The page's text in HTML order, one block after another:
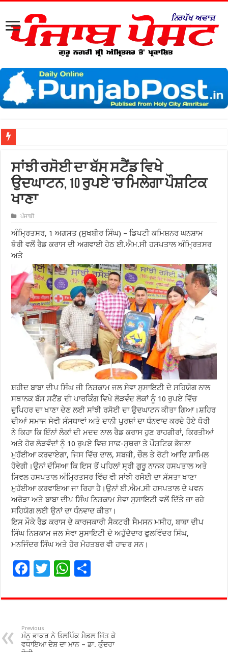
ਸਾਂਝੀ ਰਸੋਈ ਦਾ ਬੱਸ ਸਟੈਂਡ ਵਿਖੇ
ਉਦਘਾਟਨ, 10 ਰੁਪਏ ‘ਚ ਮਿਲੇਗਾ ਪੌਸ਼ਟਿਕ
ਖਾਣਾ
ਪੰਜਾਬੀ
ਅੰਮ੍ਰਿਤਸਰ, 1 ਅਗਸਤ (ਸੁਖਬੀਰ ਸਿੰਘ) – ਡਿਪਟੀ ਕਮਿਸ਼ਨਰ ਘਨਸ਼ਾਮ
ਥੋਰੀ ਵਲੋਂ ਰੈਡ ਕਰਾਸ ਦੀ ਅਗਵਾਈ ਹੇਠ ਈ.ਐਮ.ਸੀ ਹਸਪਤਾਲ ਅੰਮ੍ਰਿਤਸਰ
ਅਤੇ
ਸ਼ਹੀਦ ਬਾਬਾ ਦੀਪ ਸਿੰਘ ਜੀ ਨਿਸ਼ਕਾਮ ਜਲ ਸੇਵਾ ਸੁਸਾਇਟੀ ਦੇ ਸਹਿਯੋਗ ਨਾਲ
ਸਥਾਨਕ ਬੱਸ ਸਟੈਂਡ ਦੀ ਪਾਰਕਿੰਗ ਵਿਖੇ ਲੋੜਵੰਦ ਲੋਕਾਂ ਨੂੰ 10 ਰੁਪਏ ਵਿੱਚ
ਦੁਪਿਹਰ ਦਾ ਖਾਣਾ ਦੇਣ ਲਈ ਸਾਂਝੀ ਰਸੋਈ ਦਾ ਉਦਘਾਟਨ ਕੀਤਾ ਗਿਆ।ਸ਼ਹਿਰ
ਦੀਆਂ ਸਮਾਜ ਸੇਵੀ ਸੰਸਥਾਵਾਂ ਅਤੇ ਦਾਨੀ ਪੁਰਸ਼ਾਂ ਦਾ ਧੰਨਵਾਦ ਕਰਦੇ ਹੋਏ ਥੋਰੀ
ਨੇ ਕਿਹਾ ਕਿ ਇੰਨਾਂ ਲੋਕਾਂ ਦੀ ਮਦਦ ਨਾਲ ਰੈਡ ਕਰਾਸ ਹੁਣ ਰਾਹਗੀਰਾਂ, ਕਿਰਤੀਆਂ
ਅਤੇ ਹੋਰ ਲੋੜਵੰਦਾਂ ਨੂੰ 10 ਰੁਪਏ ਵਿਚ ਸਾਫ-ਸੁਥਰਾ ਤੇ ਪੌਸ਼ਟਿਕ ਭੋਜਨਾ
ਮੁਹੱਈਆ ਕਰਵਾਏਗਾ, ਜਿਸ ਵਿੱਚ ਦਾਲ, ਸਬਜ਼ੀ, ਚੌਲ ਤੇ ਰੋਟੀ ਆਦਿ ਸ਼ਾਮਿਲ
ਹੋਵੇਗੀ।ਉਨਾਂ ਦੱਸਿਆ ਕਿ ਇਸ ਤੋਂ ਪਹਿਲਾਂ ਸ੍ਰੀ ਗੁਰੂ ਨਾਨਕ ਹਸਪਤਾਲ ਅਤੇ
ਸਿਵਲ ਹਸਪਤਾਲ ਅੰਮ੍ਰਿਤਸਰ ਵਿੱਚ ਵੀ ਸਾਂਝੀ ਰਸੋਈ ਦਾ ਸੱਸਤਾ ਖਾਣਾ
ਮੁਹੱਈਆ ਕਰਵਾਇਆ ਜਾ ਰਿਹਾ ਹੈ।ਉਨਾਂ ਈ.ਐਮ.ਸੀ ਹਸਪਤਾਲ ਦੇ ਪਵਨ
ਅਰੋੜਾ ਅਤੇ ਬਾਬਾ ਦੀਪ ਸਿੰਘ ਨਿਸ਼ਕਾਮ ਸੇਵਾ ਸੁਸਾਇਟੀ ਵਲੋਂ ਦਿੱਤੇ ਜਾ ਰਹੇ
ਸਹਿਯੋਗ ਲਈ ਉਨਾਂ ਦਾ ਧੰਨਵਾਦ ਕੀਤਾ।
ਇਸ ਮੌਕੇ ਰੈਡ ਕਰਾਸ ਦੇ ਕਾਰਜਕਾਰੀ ਸੈਕਟਰੀ ਸੈਮਸਨ ਮਸੀਹ, ਬਾਬਾ ਦੀਪ
ਸਿੰਘ ਨਿਸ਼ਕਾਮ ਜਲ ਸੇਵਾ ਸੁਸਾਇਟੀ ਦੇ ਅਹੁੱਦੇਦਾਰ ਫੁਲਵਿੰਦਰ ਸਿੰਘ,
ਮਨਜਿੰਦਰ ਸਿੰਘ ਅਤੇ ਹੋਰ ਮੋਹਤਬਰ ਵੀ ਹਾਜ਼ਰ ਸਨ।
F
e
o
T
tt
W
at
p
ar
Previous
ਮੰਨੂ ਭਾਕਰ ਨੇ ਓਲਪਿੰਕ ਮੈਡਲ ਜਿੱਤ ਕੇ
ਵਧਾਇਆ ਦੇਸ਼ ਦਾ ਮਾਨ – ਡਾ. ਕੁੰਦਰਾ